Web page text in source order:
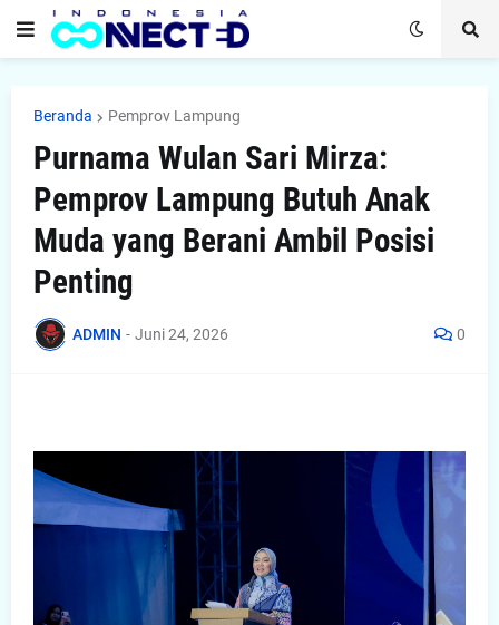
Beranda Pemprov Lampung
Purnama Wulan Sari Mirza:
Pemprov Lampung Butuh Anak
Muda yang Berani Ambil Posisi
Penting
ADMIN - Juni 24, 2026 0